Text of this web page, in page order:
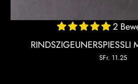
2
RINDSZIGEUNERSPIESSLI
SFr. 11.25